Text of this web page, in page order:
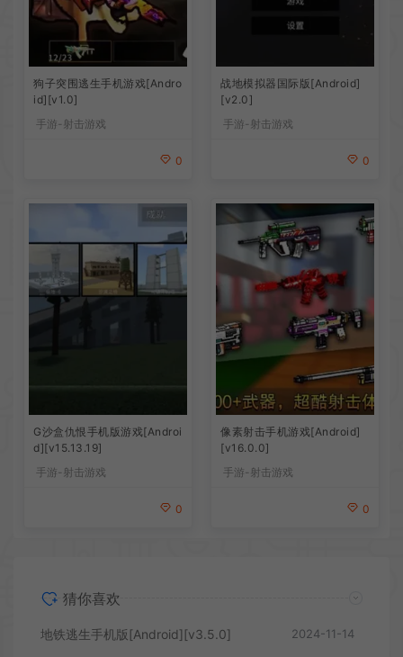
狗子突围逃生手机游戏[Andro
id][v1.0]
手游-射击游戏
0
战地模拟器国际版[Android]
[v2.0]
手游-射击游戏
0
G沙盒仇恨手机版游戏[Androi
d][v15.13.19]
手游-射击游戏
0
像素射击手机游戏[Android]
[v16.0.0]
手游-射击游戏
0
猜你喜欢
地铁逃生手机版[Android][v3.5.0] 2024-11-14